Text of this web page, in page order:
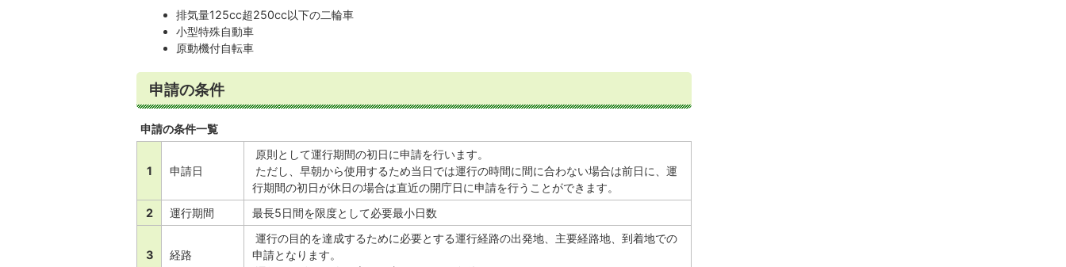
排気量125cc超250cc以下の二輪車
小型特殊自動車
原動機付自転車
申請の条件
申請の条件一覧
1 申請日
原則として運行期間の初日に申請を行います。
ただし、早朝から使用するため当日では運行の時間に間に合わない場合は前日に、運
行期間の初日が休日の場合は直近の開庁日に申請を行うことができます。
2
運行期間 最長5日間を限度として必要最小日数
3 経路
運行の目的を達成するために必要とする運行経路の出発地、主要経路地、到着地での
申請となります。